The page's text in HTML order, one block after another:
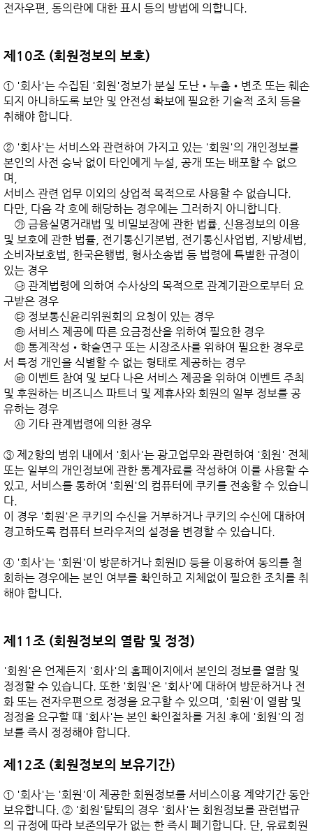
전자우편, 동의란에 대한 표시 등의 방법에 의합니다.
제10조 (회원정보의 보호)
① '회사'는 수집된 '회원'정보가 분실 도난•누출•변조 또는 훼손
되지 아니하도록 보안 및 안전성 확보에 필요한 기술적 조치 등을
취해야 합니다.
② '회사'는 서비스와 관련하여 가지고 있는 '회원'의 개인정보를
본인의 사전 승낙 없이 타인에게 누설, 공개 또는 배포할 수 없으
며,
서비스 관련 업무 이외의 상업적 목적으로 사용할 수 없습니다.
다만, 다음 각 호에 해당하는 경우에는 그러하지 아니합니다.
및 보호에 관한 법률, 전기통신기본법, 전기통신사업법, 지방세법,
소비자보호법, 한국은행법, 형사소송법 등 법령에 특별한 규정이
있는 경우
구받은 경우
서 특정 개인을 식별할 수 없는 형태로 제공하는 경우
및 후원하는 비즈니스 파트너 및 제휴사와 회원의 일부 정보를 공
유하는 경우
③ 제2항의 범위 내에서 '회사'는 광고업무와 관련하여 '회원' 전체
또는 일부의 개인정보에 관한 통계자료를 작성하여 이를 사용할 수
있고, 서비스를 통하여 '회원'의 컴퓨터에 쿠키를 전송할 수 있습니
다.
이 경우 '회원'은 쿠키의 수신을 거부하거나 쿠키의 수신에 대하여
경고하도록 컴퓨터 브라우저의 설정을 변경할 수 있습니다.
④ '회사'는 '회원'이 방문하거나 회원ID 등을 이용하여 동의를 철
회하는 경우에는 본인 여부를 확인하고 지체없이 필요한 조치를 취
해야 합니다.
제11조 (회원정보의 열람 및 정정)
'회원'은 언제든지 '회사'의 홈페이지에서 본인의 정보를 열람 및
정정할 수 있습니다. 또한 '회원'은 '회사'에 대하여 방문하거나 전
화 또는 전자우편으로 정정을 요구할 수 있으며, '회원'이 열람 및
정정을 요구할 때 '회사'는 본인 확인절차를 거친 후에 '회원'의 정
보를 즉시 정정해야 합니다.
제12조 (회원정보의 보유기간)
① '회사'는 '회원'이 제공한 회원정보를 서비스이용 계약기간 동안
보유합니다. ② '회원'탈퇴의 경우 '회사'는 회원정보를 관련법규
의 규정에 따라 보존의무가 없는 한 즉시 폐기합니다. 단, 유료회원